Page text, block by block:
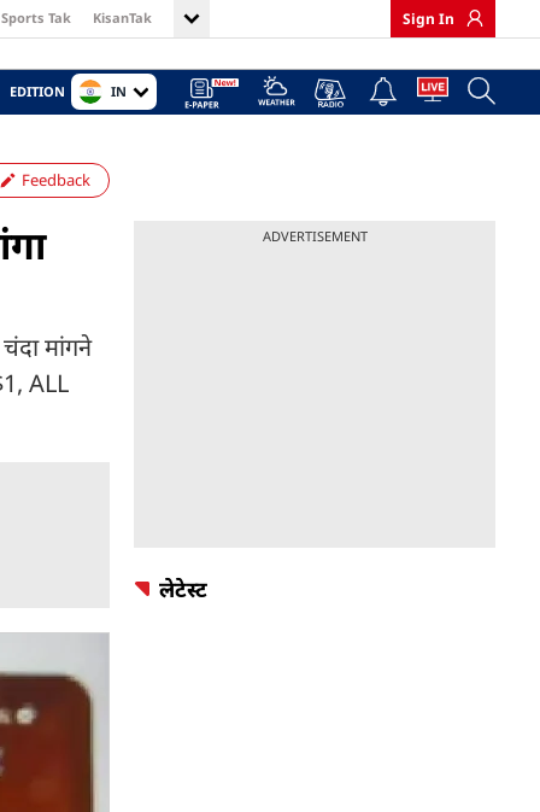
Sports Tak KisanTak Sign In
EDITION IN
Feedback
मांगने
ALL
ADVERTISEMENT
लेटेस्ट